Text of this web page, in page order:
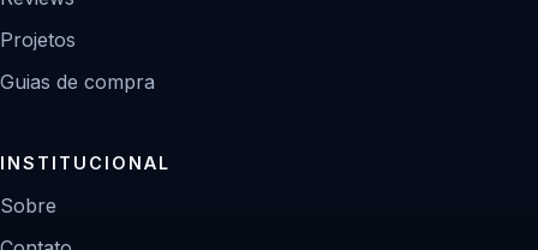
Projetos
Guias de compra
INSTITUCIONAL
Sobre